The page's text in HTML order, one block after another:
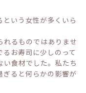
いう女性が多くいら
るものではありませ
お寿司に少しのって
い食材でした。私たち
ると何らかの影響が